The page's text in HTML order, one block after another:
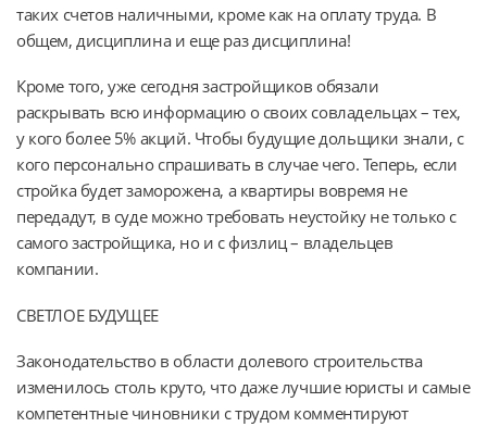
таких счетов наличными, кроме как на оплату труда. В
общем, дисциплина и еще раз дисциплина!
Кроме того, уже сегодня застройщиков обязали
раскрывать всю информацию о своих совладельцах – тех,
у кого более 5% акций. Чтобы будущие дольщики знали, с
кого персонально спрашивать в случае чего. Теперь, если
стройка будет заморожена, а квартиры вовремя не
передадут, в суде можно требовать неустойку не только с
самого застройщика, но и с физлиц – владельцев
компании.
СВЕТЛОЕ БУДУЩЕЕ
Законодательство в области долевого строительства
изменилось столь круто, что даже лучшие юристы и самые
компетентные чиновники с трудом комментируют